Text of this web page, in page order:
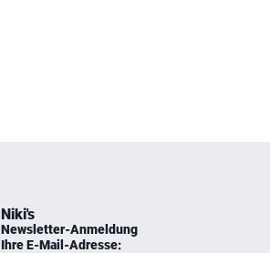
Niki's
Newsletter-Anmeldung
Ihre E-Mail-Adresse: